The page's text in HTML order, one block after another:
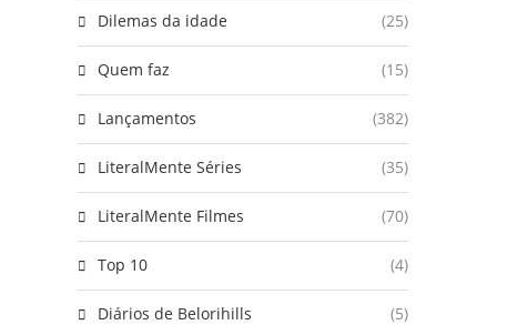
Dilemas da idade (25)
Quem faz (15)
Lançamentos (382)
LiteralMente Séries (35)
LiteralMente Filmes (70)
Top 10 (4)
Diários de Belorihills (5)